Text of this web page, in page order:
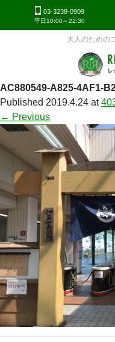
大人のための
03-3238-0909
平日10:00～22:30
AC880549-A825-4AF1-
Published 2019.4.24 at
← Previous